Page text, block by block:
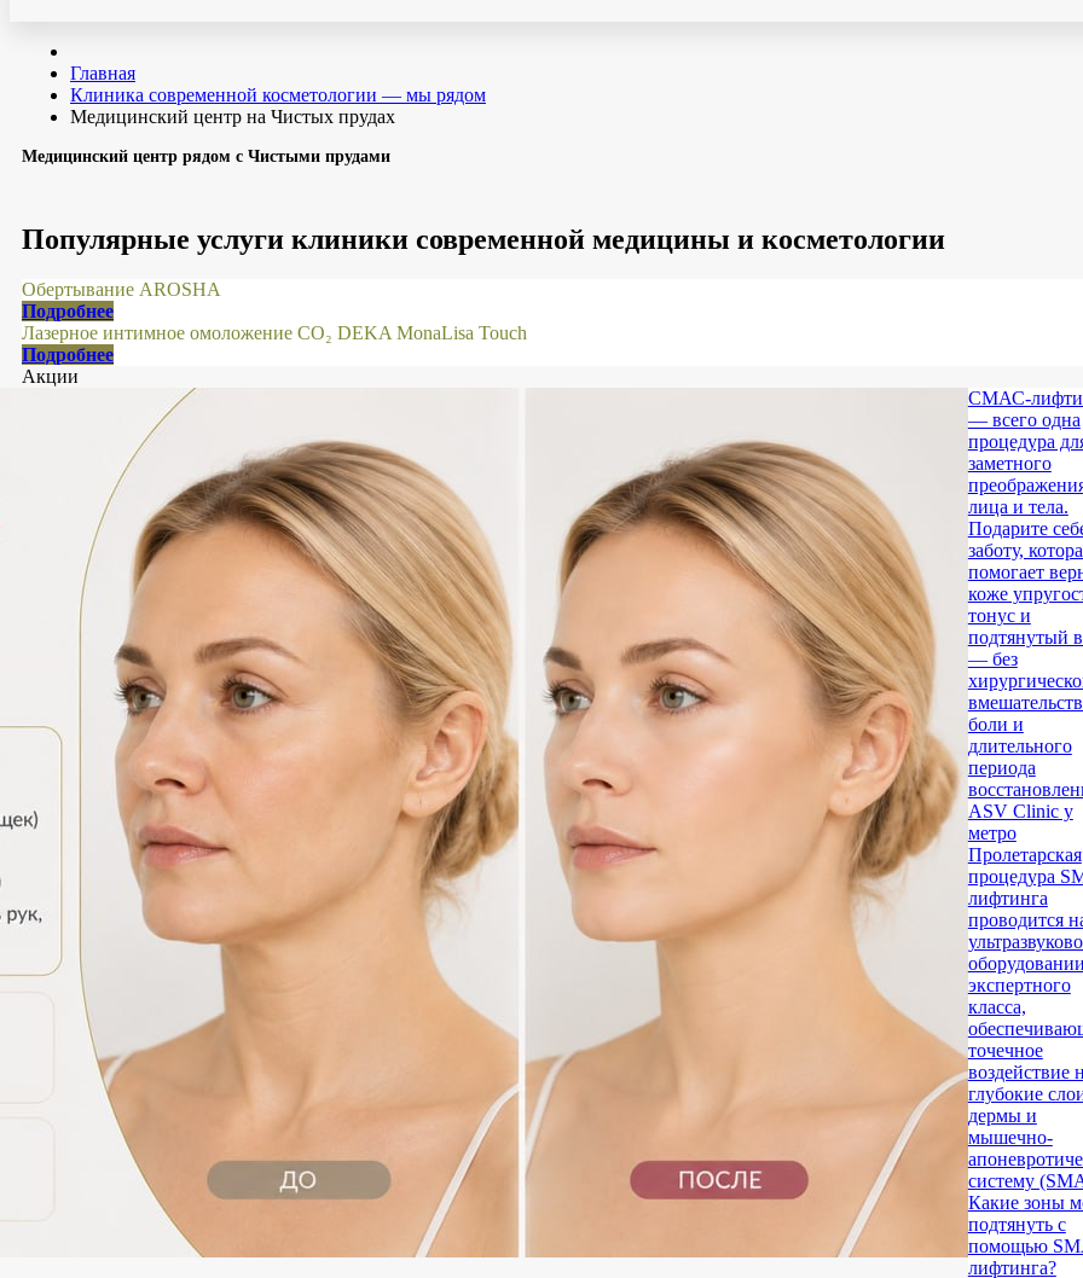
Главная
Клиника современной косметологии — мы рядом
Медицинский центр на Чистых прудах
Медицинский центр рядом с Чистыми прудами
Популярные услуги клиники современной медицины и косметологии
Обертывание AROSHA
Подробнее
Лазерное интимное омоложение CO₂ DEKA MonaLisa Touch
Подробнее
Акции
СМАС-
— всего одна
процедура
заметного
лица и тела.
Подарите
заботу,
помогает
коже
тонус и
подтянутый
— без
боли и
длительного
периода
ASV Clinic у
метро
Пролетарская
процедура
лифтинга
проводится
оборудовании
экспертного
класса,
точечное
воздействие
глубокие
дермы и
мышечно-
систему
Какие зоны
подтянуть с
помощью
лифтинга?